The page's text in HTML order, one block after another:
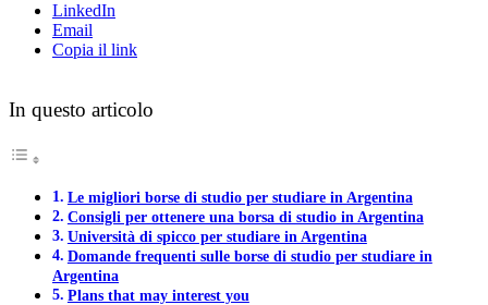
LinkedIn
Email
Copia il link
In questo articolo
Le migliori borse di studio per studiare in Argentina
Consigli per ottenere una borsa di studio in Argentina
Università di spicco per studiare in Argentina
Domande frequenti sulle borse di studio per studiare in
Argentina
Plans that may interest you